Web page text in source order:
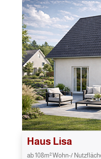
Haus Lisa
ab 108m² Wohn-/